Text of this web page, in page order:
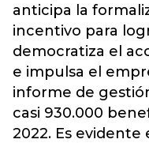
anticipa la
incentivo para
democratiza el
e impulsa el
informe de
casi 930.000
2022. Es